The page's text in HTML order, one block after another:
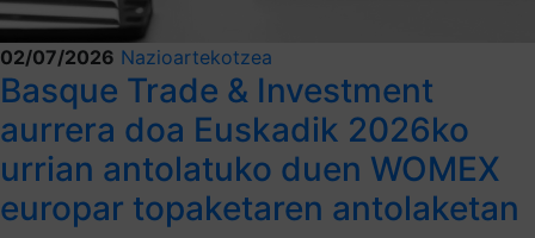
02/07/2026 Nazioartekotzea
Basque Trade & Investment
aurrera doa Euskadik 2026ko
urrian antolatuko duen WOMEX
europar topaketaren antolaketan